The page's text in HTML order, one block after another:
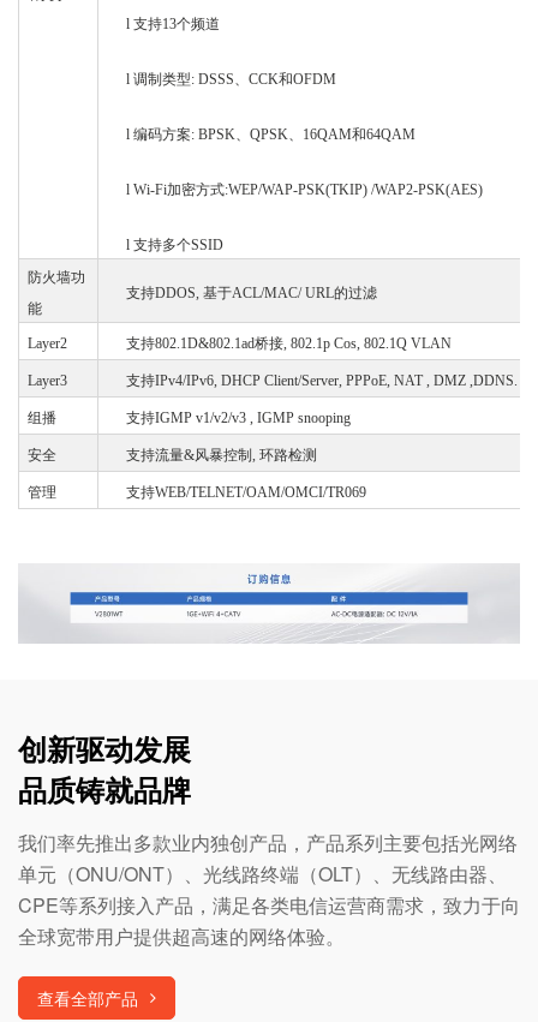
l 支持13个频道
l 调制类型: DSSS、CCK和OFDM
l 编码方案: BPSK、QPSK、16QAM和64QAM
l Wi-Fi加密方式:WEP/WAP-PSK(TKIP) /WAP2-PSK(AES)
l 支持多个SSID
防火墙功
能
支持DDOS, 基于ACL/MAC/ URL的过滤
Layer2 支持802.1D&802.1ad桥接, 802.1p Cos, 802.1Q VLAN
Layer3 支持IPv4/IPv6, DHCP Client/Server, PPPoE, NAT , DMZ ,DDNS.
组播 支持IGMP v1/v2/v3 , IGMP snooping
安全 支持流量&风暴控制, 环路检测
管理 支持WEB/TELNET/OAM/OMCI/TR069
创新驱动发展
品质铸就品牌
我们率先推出多款业内独创产品，产品系列主要包括光网络
单元（ONU/ONT）、光线路终端（OLT）、无线路由器、
CPE等系列接入产品，满足各类电信运营商需求，致力于向
全球宽带用户提供超高速的网络体验。
查看全部产品